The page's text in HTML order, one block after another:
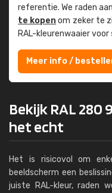
referentie. We raden
te kopenom zeker te
RAL-kleuren­waaier voor
Meer info /
Bekijk RAL 280
het echt
Het is risicovol om
beeldscherm een
juiste RAL-kleur, raden